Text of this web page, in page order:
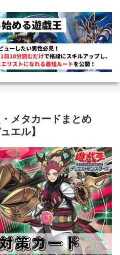
メタカードまとめ
エル】